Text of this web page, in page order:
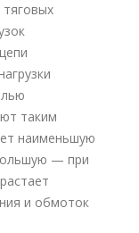
таким
наименьшую
— при
и обмоток